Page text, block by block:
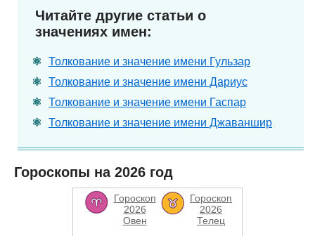
Читайте другие статьи о
значениях имен:
Толкование и значение имени Гульзар
Толкование и значение имени Дариус
Толкование и значение имени Гаспар
Толкование и значение имени Джаваншир
Гороскопы на 2026 год
Гороскоп
2026
Овен
Гороскоп
2026
Телец